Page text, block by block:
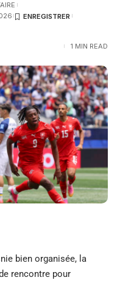
1 MIN READ
bien organisée, la
rencontre pour